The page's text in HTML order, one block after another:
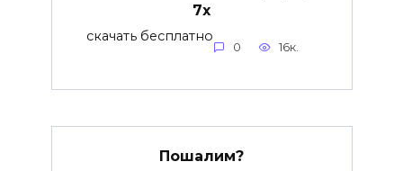
7x
скачать бесплатно
0 16к.
Пошалим?